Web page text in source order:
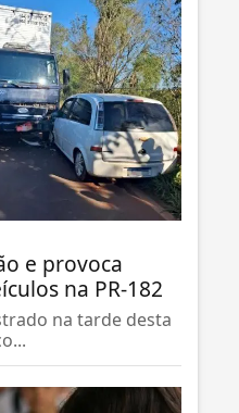
e provoca
na PR-182
na tarde desta